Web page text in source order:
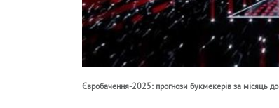
Євробачення-2025: прогнози букмекерів за місяць